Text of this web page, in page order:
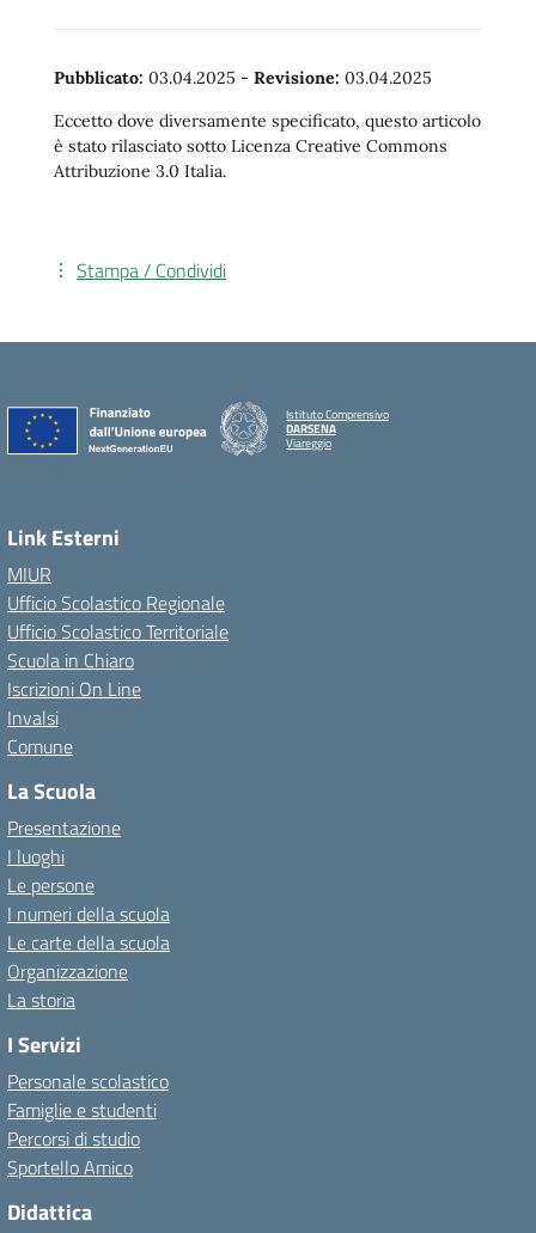
Pubblicato: 03.04.2025 - Revisione: 03.04.2025
Eccetto dove diversamente specificato, questo articolo
è stato rilasciato sotto Licenza Creative Commons
Attribuzione 3.0 Italia.
Stampa / Condividi
Istituto Comprensivo
DARSENA
Viareggio
Link Esterni
MIUR
Ufficio Scolastico Regionale
Ufficio Scolastico Territoriale
Scuola in Chiaro
Iscrizioni On Line
Invalsi
Comune
La Scuola
Presentazione
I luoghi
Le persone
I numeri della scuola
Le carte della scuola
Organizzazione
La storia
I Servizi
Personale scolastico
Famiglie e studenti
Percorsi di studio
Sportello Amico
Didattica